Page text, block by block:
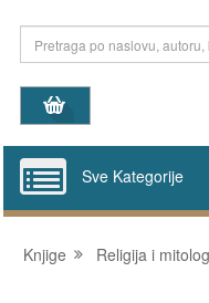
Sve Kategorije
Knjige Religija i